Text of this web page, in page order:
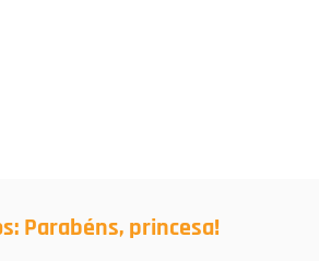
Parabéns, princesa!